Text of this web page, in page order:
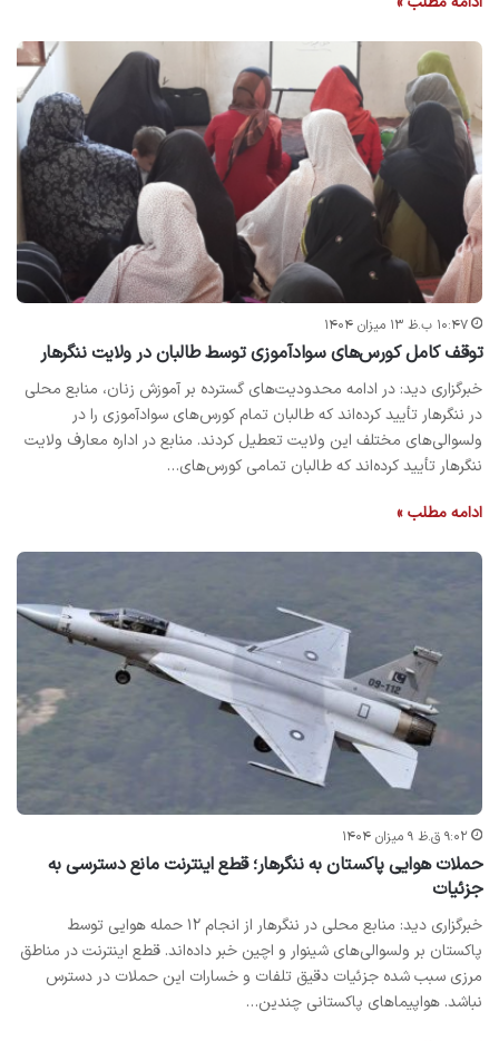
۱۰:۴۷ ب.ظ ۱۳ میزان ۱۴۰۴
توقف کامل کورس‌های سوادآموزی توسط طالبان در ولایت ننگرهار
خبرگزاری دید: در ادامه محدودیت‌های گسترده بر آموزش زنان، منابع محلی
در ننگرهار تأیید کرده‌اند که طالبان تمام کورس‌های سوادآموزی را در
ولسوالی‌های مختلف این ولایت تعطیل کردند. منابع در اداره معارف ولایت
ننگرهار تأیید کرده‌اند که طالبان تمامی کورس‌های…
ادامه مطلب »
۹:۰۲ ق.ظ ۹ میزان ۱۴۰۴
حملات هوایی پاکستان به ننگرهار؛ قطع اینترنت مانع دسترسی به
جزئیات
خبرگزاری دید: منابع محلی در ننگرهار از انجام ۱۲ حمله هوایی توسط
پاکستان بر ولسوالی‌های شینوار و اچین خبر داده‌اند. قطع اینترنت در مناطق
مرزی سبب شده جزئیات دقیق تلفات و خسارات این حملات در دسترس
نباشد. هواپیماهای پاکستانی چندین…